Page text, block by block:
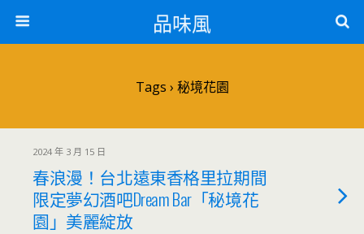
品味風
Tags › 秘境花園
2024 年 3 月 15 日
春浪漫！台北遠東香格里拉期間
限定夢幻酒吧Dream Bar「秘境花
園」美麗綻放